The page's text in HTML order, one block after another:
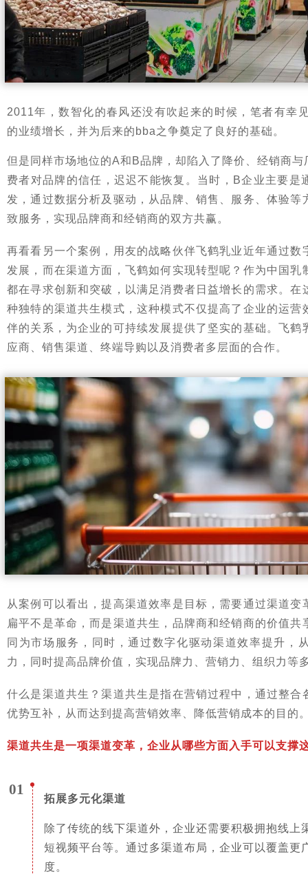
2011年，数智化的春风还没有吹起来的时候，笔者有幸
的业绩增长，并为后来的bba之争奠定了良好的基础。
但是同样市场地位的A和B品牌，却陷入了降价、经销商
费者对品牌的信任，迟迟不能恢复。当时，B企业主要是
发，通过数据分析及驱动，从品牌、销售、服务、体验
致服务，实现品牌商和经销商的双方共赢。
再看看另一个案例，用友的战略伙伴飞鹤乳业近年通过数
发展，而在渠道方面，飞鹤如何实现转型呢？作为中国
都在寻求创新和突破，以满足消费者日益增长的需求。在
种独特的渠道共生模式，这种模式不仅提高了企业的运营
伴的关系，为企业的可持续发展提供了坚实的基础。飞鹤
应商、销售渠道、终端导购以及消费者多层面的合作。
从案例可以看出，提高渠道效率是目标，需要通过渠道
扁平不是革命，而是渠道共生，品牌商和经销商的价值
同为市场服务，同时，通过数字化驱动渠道效率提升，
力，同时提高品牌价值，实现品牌力、营销力、组织力等
什么是渠道共生？渠道共生是指在营销过程中，通过整合
优势互补，从而达到提高营销效率、降低营销成本的目的
渠道共生是一项渠道变革，企业从哪些方面入手可以支撑
01
拓展多元化渠道
除了传统的线下渠道外，企业还需要积极拥抱线上
短视频平台等。通过多渠道布局，企业可以覆盖更
度。